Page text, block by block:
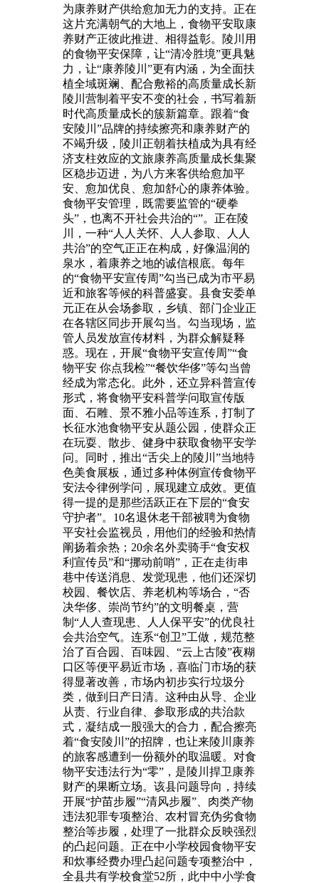
为康养财产供给愈加无力的支持。正在
这片充满朝气的大地上，食物平安取康
养财产正彼此推进、相得益彰。陵川用
的食物平安保障，让“清冷胜境”更具魅
力，让“康养陵川”更有内涵，为全面扶
植全域斑斓、配合敷裕的高质量成长新
陵川营制着平安不变的社会，书写着新
时代高质量成长的簇新篇章。跟着“食
安陵川”品牌的持续擦亮和康养财产的
不竭升级，陵川正朝着扶植成为具有经
济支柱效应的文旅康养高质量成长集聚
区稳步迈进，为八方来客供给愈加平
安、愈加优良、愈加舒心的康养体验。
食物平安管理，既需要监管的“硬拳
头”，也离不开社会共治的“”。正在陵
川，一种“人人关怀、人人参取、人人
共治”的空气正正在构成，好像温润的
泉水，着康养之地的诚信根底。每年
的“食物平安宣传周”勾当已成为市平易
近和旅客等候的科普盛宴。县食安委单
元正在从会场参取，乡镇、部门企业正
在各辖区同步开展勾当。勾当现场，监
管人员发放宣传材料，为群众解疑释
惑。现在，开展“食物平安宣传周”“食
物平安 你点我检”“餐饮华侈”等勾当曾
经成为常态化。此外，还立异科普宣传
形式，将食物平安科普学问取宣传版
面、石雕、景不雅小品等连系，打制了
长征水池食物平安从题公园，使群众正
在玩耍、散步、健身中获取食物平安学
问。同时，推出“舌尖上的陵川”当地特
色美食展板，通过多种体例宣传食物平
安法令律例学问，展现建立成效。更值
得一提的是那些活跃正在下层的“食安
守护者”。10名退休老干部被聘为食物
平安社会监视员，用他们的经验和热情
阐扬着余热；20余名外卖骑手“食安权
利宣传员”和“挪动前哨”，正在走街串
巷中传送消息、发觉现患，他们还深切
校园、餐饮店、养老机构等场合，“否
决华侈、崇尚节约”的文明餐桌，营
制“人人查现患、人人保平安”的优良社
会共治空气。连系“创卫”工做，规范整
治了百合园、百味园、“云上古陵”夜糊
口区等便平易近市场，喜临门市场的获
得显著改善，市场内初步实行垃圾分
类，做到日产日清。这种由从导、企业
从责、行业自律、参取形成的共治款
式，凝结成一股强大的合力，配合擦亮
着“食安陵川”的招牌，也让来陵川康养
的旅客感遭到一份额外的取温暖。对食
物平安违法行为“零”，是陵川捍卫康养
财产的果断立场。该县问题导向，持续
开展“护苗步履”“清风步履”、肉类产物
违法犯罪专项整治、农村冒充伪劣食物
整治等步履，处理了一批群众反映强烈
的凸起问题。正在中小学校园食物平安
和炊事经费办理凸起问题专项整治中，
全县共有学校食堂52所，此中中小学食